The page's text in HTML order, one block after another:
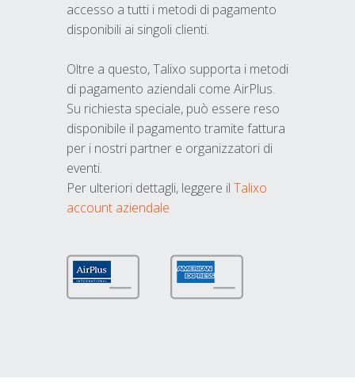
accesso a tutti i metodi di pagamento
disponibili ai singoli clienti.
Oltre a questo, Talixo supporta i metodi
di pagamento aziendali come AirPlus.
Su richiesta speciale, può essere reso
disponibile il pagamento tramite fattura
per i nostri partner e organizzatori di
eventi.
Per ulteriori dettagli, leggere il Talixo
account aziendale